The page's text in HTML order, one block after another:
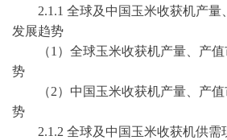
2.1.1 全球及中国玉米收获机产量
发展趋势
（1）全球玉米收获机产量、产
势
（2）中国玉米收获机产量、产
势
2.1.2 全球及中国玉米收获机供需